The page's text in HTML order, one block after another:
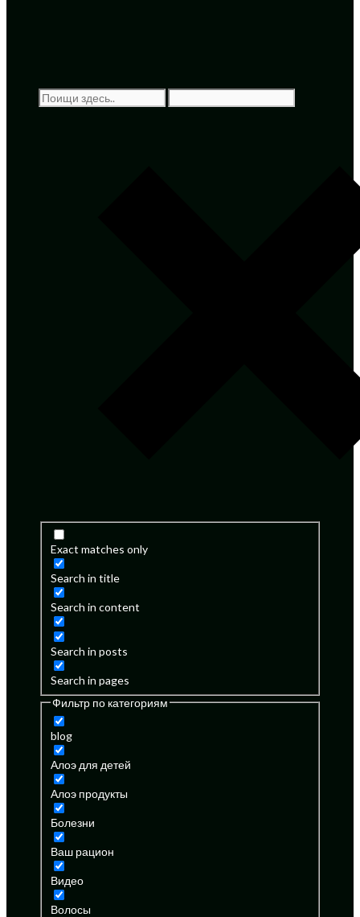
Exact matches only
Search in title
Search in content
Search in posts
Search in pages
Фильтр по категориям
blog
Алоэ для детей
Алоэ продукты
Болезни
Ваш рацион
Видео
Волосы